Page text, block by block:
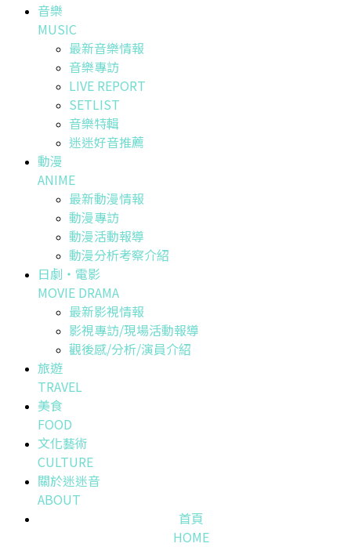
音樂
MUSIC
最新音樂情報
音樂專訪
LIVE REPORT
SETLIST
音樂特輯
迷迷好音推薦
動漫
ANIME
最新動漫情報
動漫專訪
動漫活動報導
動漫分析考察介紹
日劇・電影
MOVIE DRAMA
最新影視情報
影視專訪/現場活動報導
觀後感/分析/演員介紹
旅遊
TRAVEL
美食
FOOD
文化藝術
CULTURE
關於迷迷音
ABOUT
首頁
HOME